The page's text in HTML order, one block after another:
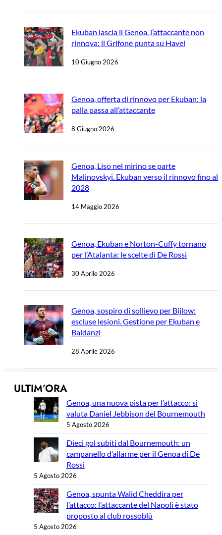
Ekuban lascia il Genoa, l’attaccante non
rinnova: il Grifone punta su Havel
10 Giugno 2026
Genoa, offerta di rinnovo per Ekuban: la
palla passa all’attaccante
8 Giugno 2026
Genoa, Liso nel mirino se parte
Malinovskyi. Ekuban verso il rinnovo fino al
2028
14 Maggio 2026
Genoa, Ekuban e Norton-Cuffy tornano
per l’Atalanta: le scelte di De Rossi
30 Aprile 2026
Genoa, sospiro di sollievo per Bijlow:
escluse lesioni. Gestione per Ekuban e
Baldanzi
28 Aprile 2026
ULTIM’ORA
Genoa, una nuova pista per l’attacco: si
valuta Daniel Jebbison del Bournemouth
5 Agosto 2026
Dieci gol subiti dal Bournemouth: un
campanello d’allarme per il Genoa di De
Rossi
5 Agosto 2026
Genoa, spunta Walid Cheddira per
l’attacco: l’attaccante del Napoli è stato
proposto al club rossoblù
5 Agosto 2026